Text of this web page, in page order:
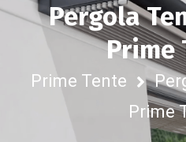
Pergola
Prime
Prime Tente
Prime